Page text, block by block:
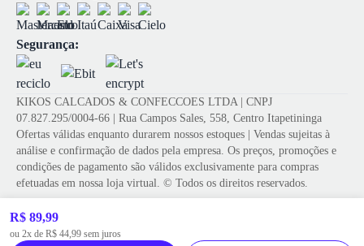
R$ 89,99
ou 2x de R$ 44,99 sem juros
Segurança:
KIKOS CALCADOS & CONFECCOES LTDA | CNPJ
07.827.295/0004-66 | Rua Campos Sales, 558, Centro Itapetininga
Ofertas válidas enquanto durarem nossos estoques | Vendas sujeitas à
análise e confirmação de dados pela empresa. Os preços, promoções e
condições de pagamento são válidos exclusivamente para compras
efetuadas em nossa loja virtual. © Todos os direitos reservados.
Tecnologia de e-commerce